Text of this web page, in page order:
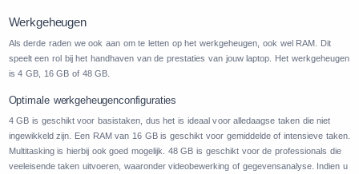
Werkgeheugen
Als derde raden we ook aan om te letten op het werkgeheugen, ook wel RAM. Dit
speelt een rol bij het handhaven van de prestaties van jouw laptop. Het werkgeheugen
is 4 GB, 16 GB of 48 GB.
Optimale werkgeheugenconfiguraties
4 GB is geschikt voor basistaken, dus het is ideaal voor alledaagse taken die niet
ingewikkeld zijn. Een RAM van 16 GB is geschikt voor gemiddelde of intensieve taken.
Multitasking is hierbij ook goed mogelijk. 48 GB is geschikt voor de professionals die
veeleisende taken uitvoeren, waaronder videobewerking of gegevensanalyse. Indien u